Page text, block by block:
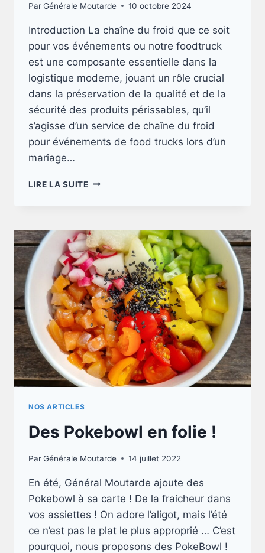
ParGénérale Moutarde 10 octobre 2024
Introduction La chaîne du froid que ce soit
pour vos événements ou notre foodtruck
est une composante essentielle dans la
logistique moderne, jouant un rôle crucial
dans la préservation de la qualité et de la
sécurité des produits périssables, qu’il
s’agisse d’un service de chaîne du froid
pour événements de food trucks lors d’un
mariage…
LIRE LA SUITELA
NOS ARTICLES
Des Pokebowl en folie !
ParGénérale Moutarde 14 juillet 2022
En été, Général Moutarde ajoute des
Pokebowl à sa carte ! De la fraicheur dans
vos assiettes ! On adore l’aligot, mais l’été
ce n’est pas le plat le plus approprié … C’est
pourquoi, nous proposons des PokeBowl !